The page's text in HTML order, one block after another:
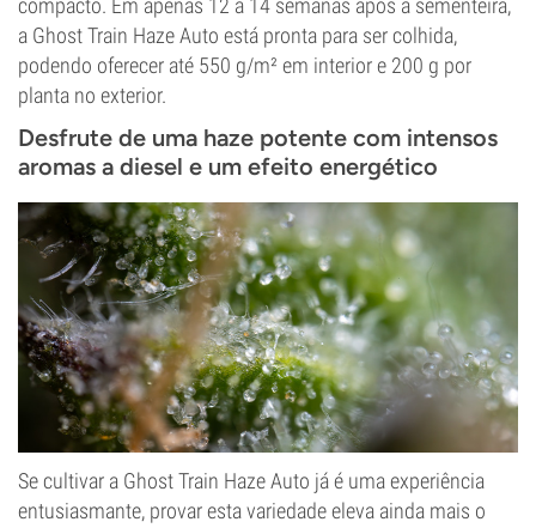
compacto. Em apenas 12 a 14 semanas após a sementeira,
a Ghost Train Haze Auto está pronta para ser colhida,
podendo oferecer até 550 g/m² em interior e 200 g por
planta no exterior.
Desfrute de uma haze potente com intensos
aromas a diesel e um efeito energético
Se cultivar a Ghost Train Haze Auto já é uma experiência
entusiasmante, provar esta variedade eleva ainda mais o